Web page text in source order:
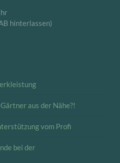
hinterlassen)
aus der Nähe?!
vom Profi
bei der